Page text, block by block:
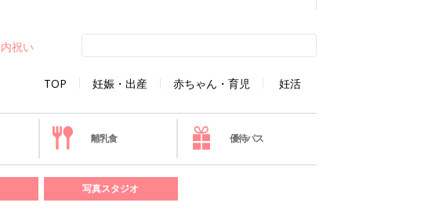
TOP 妊娠・出産 赤ちゃん・育児 妊活
内祝い
離乳食 優待パス
写真スタジオ